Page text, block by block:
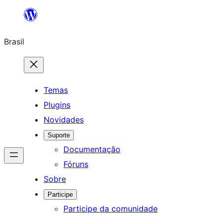
o
conteúdo
Brasil
Temas
Plugins
Novidades
Suporte
Documentação
Fóruns
Sobre
Participe
Participe da comunidade